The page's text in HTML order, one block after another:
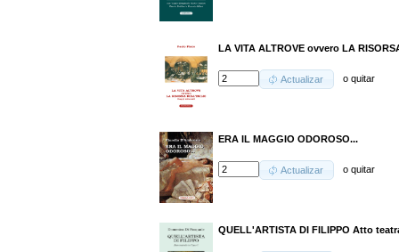
LA VITA ALTROVE ovvero LA
Actualizar oquitar
ERA IL MAGGIO ODOROSO...
Actualizar oquitar
QUELL'ARTISTA DI FILIPPO Atto